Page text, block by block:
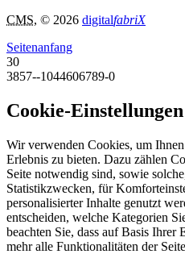
CMS, © 2026 digitalfabriX
Seitenanfang
30
3857--1044606789-0
Cookie-Einstellungen
Wir verwenden Cookies, um
Erlebnis zu bieten. Dazu zählen
Seite notwendig sind, sowie
Statistikzwecken, für
personalisierter Inhalte genutzt
entscheiden, welche Kategorien
beachten Sie, dass auf Basis
mehr alle Funktionalitäten der